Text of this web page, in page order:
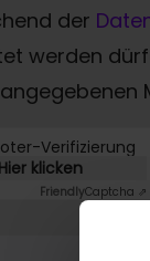
der
werden
Verifizierung
Hier klicken
FriendlyCaptcha ⇗